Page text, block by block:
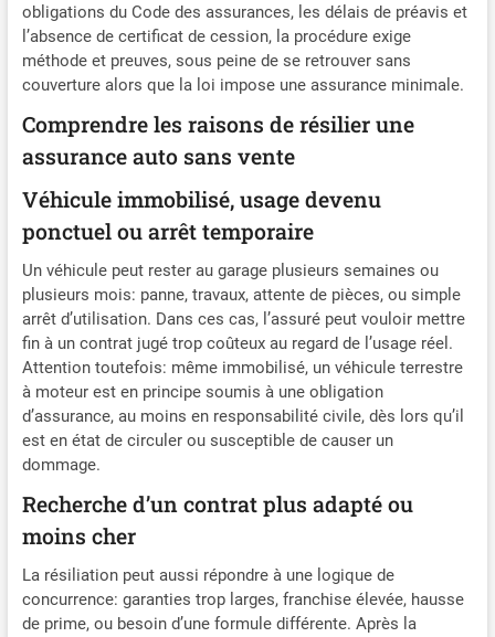
obligations du Code des assurances, les délais de préavis et
l’absence de certificat de cession, la procédure exige
méthode et preuves, sous peine de se retrouver sans
couverture alors que la loi impose une assurance minimale.
Comprendre les raisons de résilier une
assurance auto sans vente
Véhicule immobilisé, usage devenu
ponctuel ou arrêt temporaire
Un véhicule peut rester au garage plusieurs semaines ou
plusieurs mois: panne, travaux, attente de pièces, ou simple
arrêt d’utilisation. Dans ces cas, l’assuré peut vouloir mettre
fin à un contrat jugé trop coûteux au regard de l’usage réel.
Attention toutefois: même immobilisé, un véhicule terrestre
à moteur est en principe soumis à une obligation
d’assurance, au moins en responsabilité civile, dès lors qu’il
est en état de circuler ou susceptible de causer un
dommage.
Recherche d’un contrat plus adapté ou
moins cher
La résiliation peut aussi répondre à une logique de
concurrence: garanties trop larges, franchise élevée, hausse
de prime, ou besoin d’une formule différente. Après la